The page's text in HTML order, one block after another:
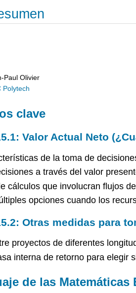
Paul Olivier
Polytech
clave
Valor Actual Neto
de la toma de
a través del valor
cálculos que involucran flujos
opciones cuando los
Otras medidas para
proyectos de diferentes
interna de retorno para elegir
de las Matemáticas